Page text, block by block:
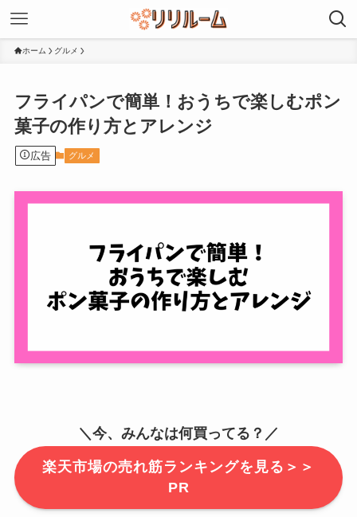
ホーム グルメ
フライパンで簡単！おうちで楽しむポン
菓子の作り方とアレンジ
広告 グルメ
＼今、みんなは何買ってる？／
楽天市場の売れ筋ランキングを見る＞＞
PR